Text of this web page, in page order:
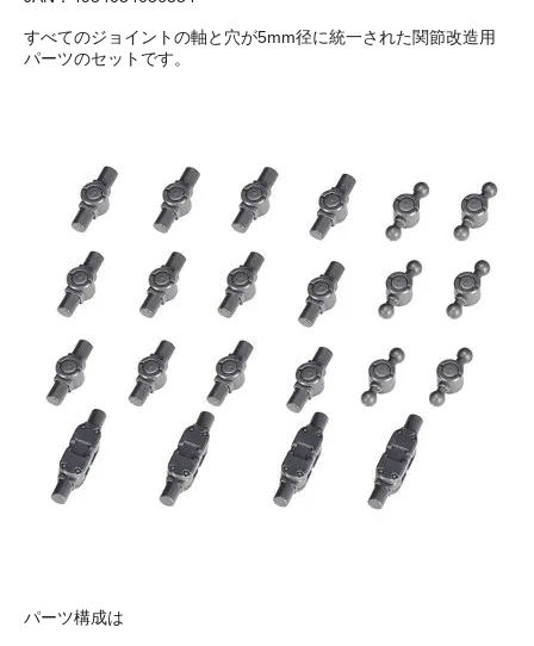
すべてのジョイントの軸と穴が5mm径に統一された関節改造用
パーツのセットです。
パーツ構成は